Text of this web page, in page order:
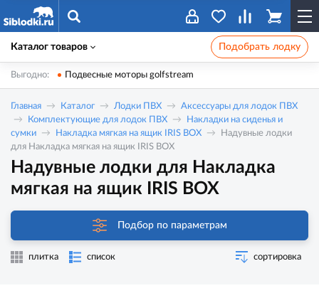
Каталог товаров Подобрать лодку
Выгодно: Подвесные моторы golfstream
Главная Каталог Лодки ПВХ
Аксессуары для лодок ПВХ
Комплектующие для лодок ПВХ
Накладки на сиденья и
сумки
Накладка мягкая на ящик IRIS BOX
Надувные лодки
для Накладка мягкая на ящик IRIS BOX
Надувные лодки для Накладка
мягкая на ящик IRIS BOX
Подбор по параметрам
плитка список сортировка